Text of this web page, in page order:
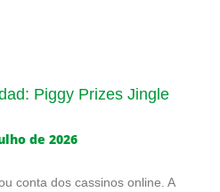
Piggy Prizes Jingle
de 2026
conta dos cassinos online. A